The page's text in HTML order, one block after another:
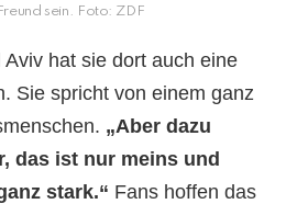
sein. Foto: ZDF
hat sie dort auch eine
Sie spricht von einem ganz
„Aber dazu
das ist nur meins und
stark.“ Fans hoffen das